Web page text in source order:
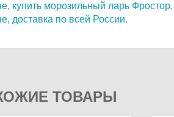
купить морозильный ларь Фростор,
доставка по всей России.
ТОВАРЫ